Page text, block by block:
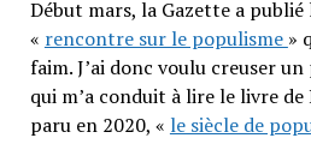
Début mars, la Gazette a
« rencontre sur le populisme »
faim. J’ai donc voulu creuser
qui m’a conduit à lire le livre de
paru en 2020, « le siècle de